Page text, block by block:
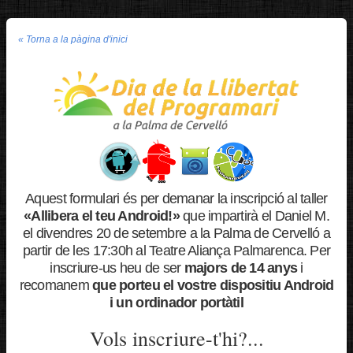
« Torna a la pàgina d'inici
Aquest formulari és per demanar la inscripció al taller
«Allibera el teu Android!»que impartirà el Daniel M.
el divendres 20 de setembre a la Palma de Cervelló a
partir de les 17:30h al Teatre Aliança Palmarenca. Per
inscriure-us heu de ser majors de 14 anysi
recomanemque porteu el vostre dispositiu Android
i un ordinador portàtil
Vols inscriure-t'hi?...